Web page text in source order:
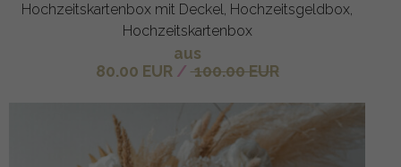
Hochzeitskartenbox mit Deckel, Hochzeitsgeldbox,
Hochzeitskartenbox
aus
80.00 EUR / 100.00 EUR